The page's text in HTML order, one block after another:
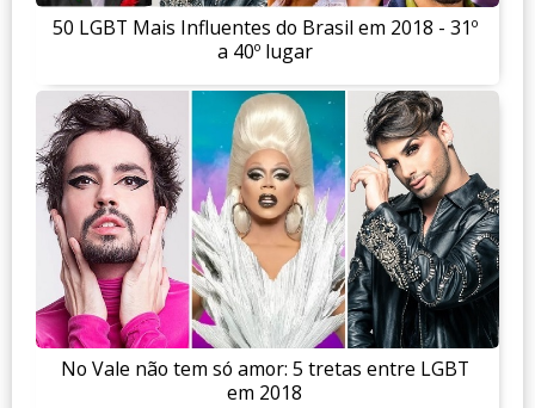
50 LGBT Mais Influentes do Brasil em 2018 - 31º
a 40º lugar
No Vale não tem só amor: 5 tretas entre LGBT
em 2018